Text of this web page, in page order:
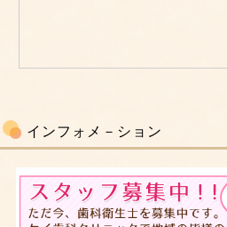
インフォメ－ション